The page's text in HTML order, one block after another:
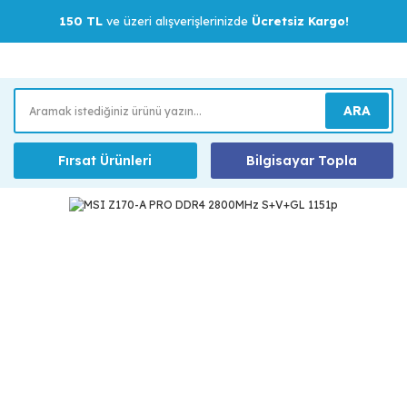
150 TLve üzeri alışverişlerinizde Ücretsiz Kargo!
ARA
Fırsat Ürünleri Bilgisayar Topla